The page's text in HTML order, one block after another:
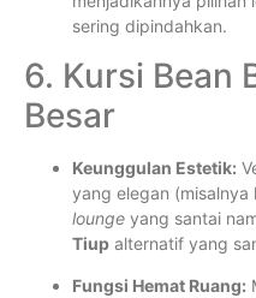
sering dipindahkan.
6. Kursi Bean
Besar
Keunggulan Estetik:
yang elegan (misalnya
lounge yang santai
Tiup alternatif yang
Fungsi Hemat Ruang: